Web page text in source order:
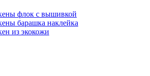
флок с вышивкой
барашка наклейка
из экокожи